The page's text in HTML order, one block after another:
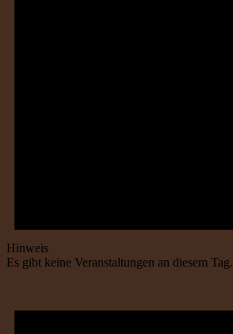
Hinweis
Es gibt keine Veranstaltungen an diesem Tag.